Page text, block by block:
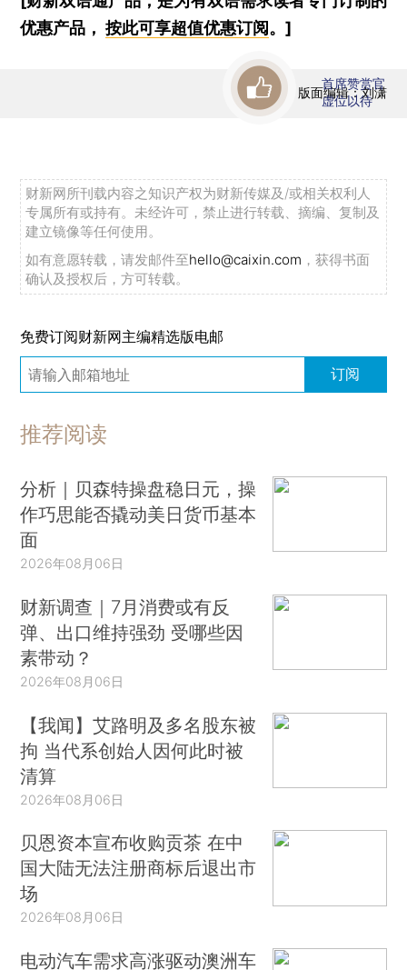
优惠产品，按此可享超值优惠订阅 。]
版面编辑：刘潇
首席赞赏官
虚位以待
财新网所刊载内容之知识产权为财新传媒及/或相关权利人
专属所有或持有。未经许可，禁止进行转载、摘编、复制及
建立镜像等任何使用。
如有意愿转载，请发邮件至hello@caixin.com ，获得书面
确认及授权后，方可转载。
免费订阅财新网主编精选版电邮
订阅
推荐阅读
分析｜贝森特操盘稳日元，操
作巧思能否撬动美日货币基本
面
2026年08月06日
财新调查｜7月消费或有反
弹、出口维持强劲 受哪些因
素带动？
2026年08月06日
【我闻】艾路明及多名股东被
拘 当代系创始人因何此时被
清算
2026年08月06日
贝恩资本宣布收购贡茶 在中
国大陆无法注册商标后退出市
场
2026年08月06日
电动汽车需求高涨驱动澳洲车